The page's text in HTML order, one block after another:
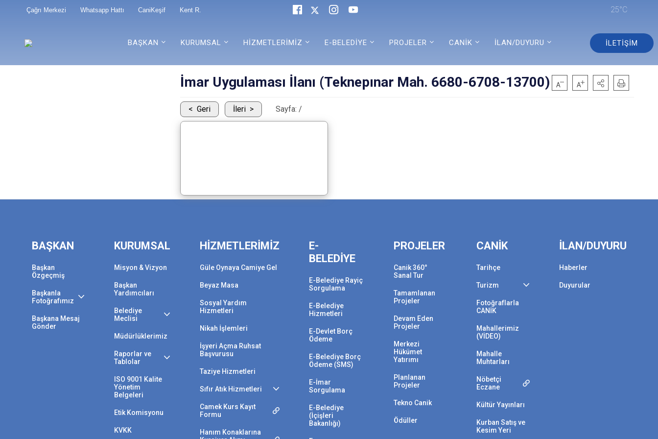
Çağrı Merkezi Whatsapp Hattı CaniKeşif Kent R. 25°C
BAŞKAN KURUMSAL HİZMETLERİMİZ E-BELEDİYE PROJELER CANİK İLAN/DUYURU İLETİŞİM
İmar Uygulaması İlanı (Teknepınar Mah. 6680-6708-13700)
Geri İleri Sayfa:/
BAŞKAN
Başkan
Özgeçmiş
Başkanla
Fotoğrafımız
Başkana Mesaj
Gönder
KURUMSAL
Misyon & Vizyon
Başkan
Yardımcıları
Belediye
Meclisi
Müdürlüklerimiz
Raporlar ve
Tablolar
ISO 9001 Kalite
Yönetim
Belgeleri
Etik Komisyonu
KVKK
HİZMETLERİMİZ
Güle Oynaya Camiye Gel
Beyaz Masa
Sosyal Yardım
Hizmetleri
Nikah İşlemleri
İşyeri Açma Ruhsat
Başvurusu
Taziye Hizmetleri
Sıfır Atık Hizmetleri
Camek Kurs Kayıt
Formu
Hanım Konaklarına
E-
BELEDİYE
E-Belediye Rayiç
Sorgulama
E-Belediye
Hizmetleri
E-Devlet Borç
Ödeme
E-Belediye Borç
Ödeme (SMS)
E-İmar
Sorgulama
E-Belediye
(İçişleri
Bakanlığı)
PROJELER
Canik 360°
Sanal Tur
Tamamlanan
Projeler
Devam Eden
Projeler
Merkezi
Hükümet
Yatırımı
Planlanan
Projeler
Tekno Canik
Ödüller
CANİK
Tarihçe
Turizm
Fotoğraflarla
CANİK
Mahallerimiz
(VİDEO)
Mahalle
Muhtarları
Nöbetçi
Eczane
Kültür Yayınları
Kurban Satış ve
Kesim Yeri
İLAN/DUYURU
Haberler
Duyurular